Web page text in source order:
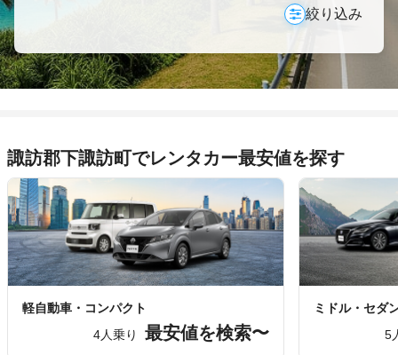
絞り込み
諏訪郡下諏訪町でレンタカー最安値を探す
軽自動車・コンパクト
4人乗り
最安値を検索〜
ミドル・セダ
5